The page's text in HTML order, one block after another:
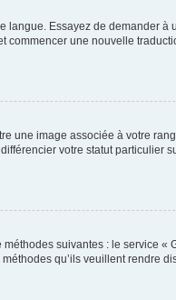
Essayez de demander à
une nouvelle
une image associée à votre
votre statut particulier
suivantes : le service «
qu’ils veuillent rendre